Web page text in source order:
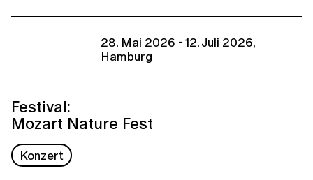
28. Mai 2026 - 12. Juli 2026,
Hamburg
Festival:
Mozart Nature Fest
Konzert